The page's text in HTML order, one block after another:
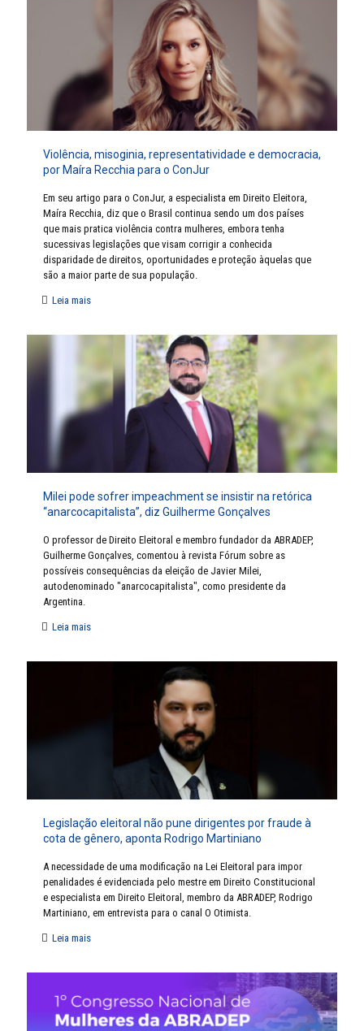
Violência, misoginia, representatividade e democracia,
por Maíra Recchia para o ConJur
Em seu artigo para o ConJur, a especialista em Direito Eleitora,
Maíra Recchia, diz que o Brasil continua sendo um dos países
que mais pratica violência contra mulheres, embora tenha
sucessivas legislações que visam corrigir a conhecida
disparidade de direitos, oportunidades e proteção àquelas que
são a maior parte de sua população.
Leia mais
Milei pode sofrer impeachment se insistir na retórica
“anarcocapitalista”, diz Guilherme Gonçalves
O professor de Direito Eleitoral e membro fundador da ABRADEP,
Guilherme Gonçalves, comentou à revista Fórum sobre as
possíveis consequências da eleição de Javier Milei,
autodenominado "anarcocapitalista", como presidente da
Argentina.
Leia mais
Legislação eleitoral não pune dirigentes por fraude à
cota de gênero, aponta Rodrigo Martiniano
A necessidade de uma modificação na Lei Eleitoral para impor
penalidades é evidenciada pelo mestre em Direito Constitucional
e especialista em Direito Eleitoral, membro da ABRADEP, Rodrigo
Martiniano, em entrevista para o canal O Otimista.
Leia mais